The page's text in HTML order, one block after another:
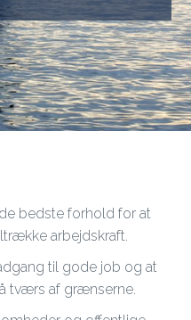
bedste forhold for at
arbejdskraft.
til gode job og at
tværs af grænserne.